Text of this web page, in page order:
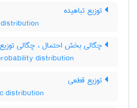
توزیع تباهیده
چگالی بخش احتمال ، چگالی
distribution
توزیع قطعی
distribution